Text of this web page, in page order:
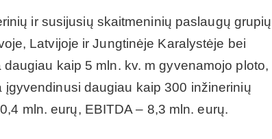
ir susijusių skaitmeninių paslaugų grupių
Latvijoje ir Jungtinėje Karalystėje bei
kaip 5 mln. kv. m gyvenamojo ploto,
daugiau kaip 300 inžinerinių
mln. eurų, EBITDA – 8,3 mln. eurų.